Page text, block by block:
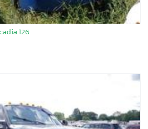
126